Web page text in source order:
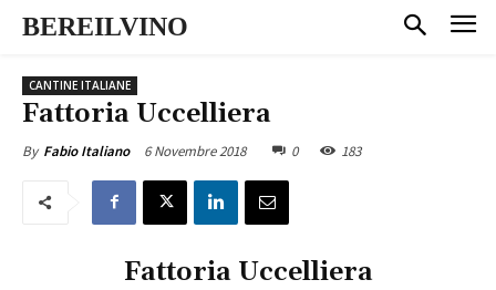
BEREILVINO
CANTINE ITALIANE
Fattoria Uccelliera
By Fabio Italiano 6 Novembre 2018 0 183
Fattoria Uccelliera